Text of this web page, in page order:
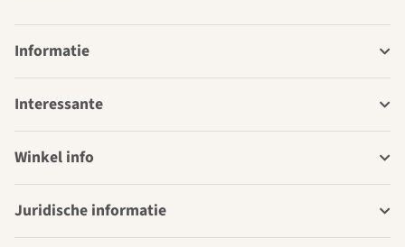
Informatie
Interessante
Winkel info
Juridische informatie